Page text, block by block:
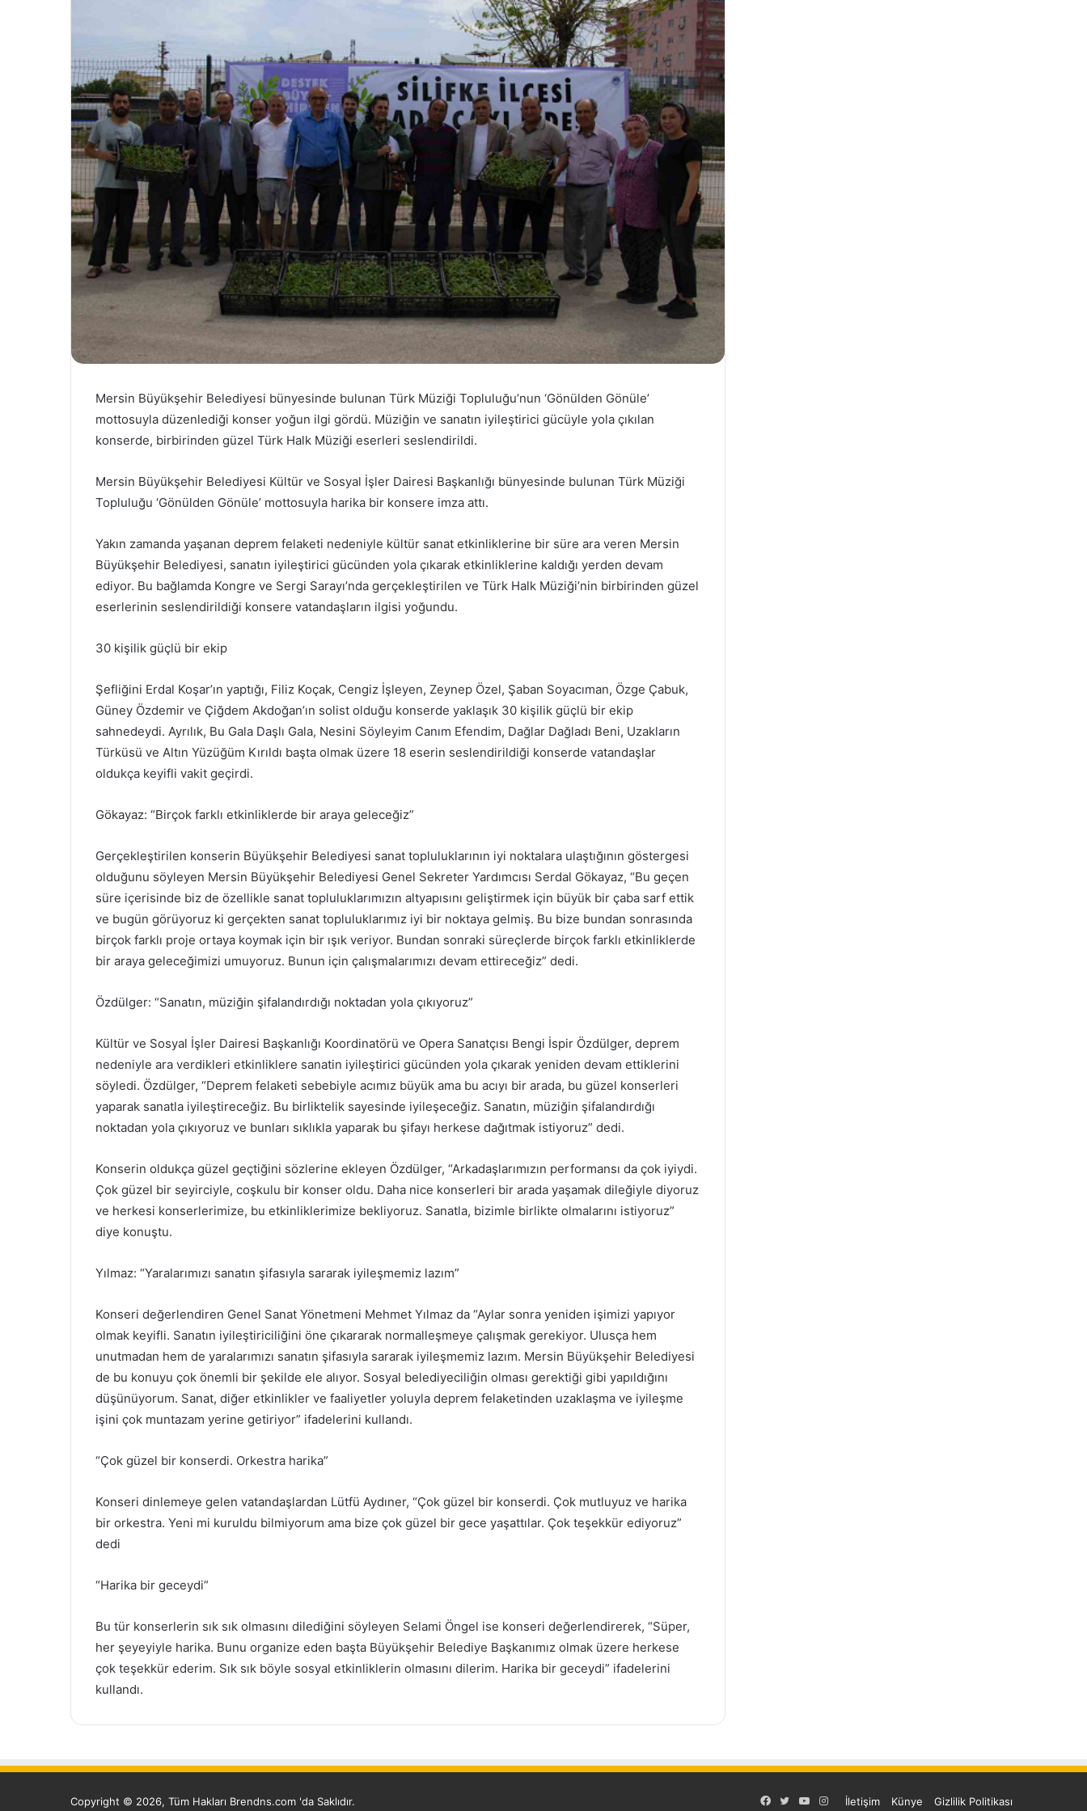
Mersin Büyükşehir Belediyesi bünyesinde bulunan Türk Müziği Topluluğu’nun ‘Gönülden Gönüle’
mottosuyla düzenlediği konser yoğun ilgi gördü. Müziğin ve sanatın iyileştirici gücüyle yola çıkılan
konserde, birbirinden güzel Türk Halk Müziği eserleri seslendirildi.
Mersin Büyükşehir Belediyesi Kültür ve Sosyal İşler Dairesi Başkanlığı bünyesinde bulunan Türk Müziği
Topluluğu ‘Gönülden Gönüle’ mottosuyla harika bir konsere imza attı.
Yakın zamanda yaşanan deprem felaketi nedeniyle kültür sanat etkinliklerine bir süre ara veren Mersin
Büyükşehir Belediyesi, sanatın iyileştirici gücünden yola çıkarak etkinliklerine kaldığı yerden devam
ediyor. Bu bağlamda Kongre ve Sergi Sarayı’nda gerçekleştirilen ve Türk Halk Müziği’nin birbirinden güzel
eserlerinin seslendirildiği konsere vatandaşların ilgisi yoğundu.
30 kişilik güçlü bir ekip
Şefliğini Erdal Koşar’ın yaptığı, Filiz Koçak, Cengiz İşleyen, Zeynep Özel, Şaban Soyacıman, Özge Çabuk,
Güney Özdemir ve Çiğdem Akdoğan’ın solist olduğu konserde yaklaşık 30 kişilik güçlü bir ekip
sahnedeydi. Ayrılık, Bu Gala Daşlı Gala, Nesini Söyleyim Canım Efendim, Dağlar Dağladı Beni, Uzakların
Türküsü ve Altın Yüzüğüm Kırıldı başta olmak üzere 18 eserin seslendirildiği konserde vatandaşlar
oldukça keyifli vakit geçirdi.
Gökayaz: “Birçok farklı etkinliklerde bir araya geleceğiz”
Gerçekleştirilen konserin Büyükşehir Belediyesi sanat topluluklarının iyi noktalara ulaştığının göstergesi
olduğunu söyleyen Mersin Büyükşehir Belediyesi Genel Sekreter Yardımcısı Serdal Gökayaz, “Bu geçen
süre içerisinde biz de özellikle sanat topluluklarımızın altyapısını geliştirmek için büyük bir çaba sarf ettik
ve bugün görüyoruz ki gerçekten sanat topluluklarımız iyi bir noktaya gelmiş. Bu bize bundan sonrasında
birçok farklı proje ortaya koymak için bir ışık veriyor. Bundan sonraki süreçlerde birçok farklı etkinliklerde
bir araya geleceğimizi umuyoruz. Bunun için çalışmalarımızı devam ettireceğiz” dedi.
Özdülger: “Sanatın, müziğin şifalandırdığı noktadan yola çıkıyoruz”
Kültür ve Sosyal İşler Dairesi Başkanlığı Koordinatörü ve Opera Sanatçısı Bengi İspir Özdülger, deprem
nedeniyle ara verdikleri etkinliklere sanatin iyileştirici gücünden yola çıkarak yeniden devam ettiklerini
söyledi. Özdülger, “Deprem felaketi sebebiyle acımız büyük ama bu acıyı bir arada, bu güzel konserleri
yaparak sanatla iyileştireceğiz. Bu birliktelik sayesinde iyileşeceğiz. Sanatın, müziğin şifalandırdığı
noktadan yola çıkıyoruz ve bunları sıklıkla yaparak bu şifayı herkese dağıtmak istiyoruz” dedi.
Konserin oldukça güzel geçtiğini sözlerine ekleyen Özdülger, “Arkadaşlarımızın performansı da çok iyiydi.
Çok güzel bir seyirciyle, coşkulu bir konser oldu. Daha nice konserleri bir arada yaşamak dileğiyle diyoruz
ve herkesi konserlerimize, bu etkinliklerimize bekliyoruz. Sanatla, bizimle birlikte olmalarını istiyoruz”
diye konuştu.
Yılmaz: “Yaralarımızı sanatın şifasıyla sararak iyileşmemiz lazım”
Konseri değerlendiren Genel Sanat Yönetmeni Mehmet Yılmaz da “Aylar sonra yeniden işimizi yapıyor
olmak keyifli. Sanatın iyileştiriciliğini öne çıkararak normalleşmeye çalışmak gerekiyor. Ulusça hem
unutmadan hem de yaralarımızı sanatın şifasıyla sararak iyileşmemiz lazım. Mersin Büyükşehir Belediyesi
de bu konuyu çok önemli bir şekilde ele alıyor. Sosyal belediyeciliğin olması gerektiği gibi yapıldığını
düşünüyorum. Sanat, diğer etkinlikler ve faaliyetler yoluyla deprem felaketinden uzaklaşma ve iyileşme
işini çok muntazam yerine getiriyor” ifadelerini kullandı.
“Çok güzel bir konserdi. Orkestra harika”
Konseri dinlemeye gelen vatandaşlardan Lütfü Aydıner, “Çok güzel bir konserdi. Çok mutluyuz ve harika
bir orkestra. Yeni mi kuruldu bilmiyorum ama bize çok güzel bir gece yaşattılar. Çok teşekkür ediyoruz”
dedi
“Harika bir geceydi”
Bu tür konserlerin sık sık olmasını dilediğini söyleyen Selami Öngel ise konseri değerlendirerek, “Süper,
her şeyeyiyle harika. Bunu organize eden başta Büyükşehir Belediye Başkanımız olmak üzere herkese
çok teşekkür ederim. Sık sık böyle sosyal etkinliklerin olmasını dilerim. Harika bir geceydi” ifadelerini
kullandı.
Copyright © 2026, Tüm Hakları Brendns.com 'da Saklıdır. İletişim Künye Gizlilik Politikası
Facebook
TwitterYouTube
Instagram